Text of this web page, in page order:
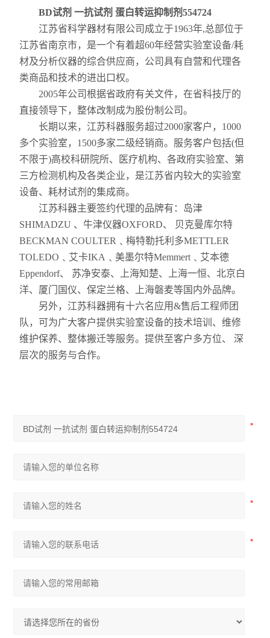
BD试剂 一抗试剂 蛋白转运抑制剂554724
江苏省科学器材有限公司成立于1963年,总部位于
江苏省南京市，是一个有着超60年经营实验室设备/耗
材及分析仪器的综合供应商，公司具有自营和代理各
类商品和技术的进出口权。
2005年公司根据省政府有关文件，在省科技厅的
直接领导下，整体改制成为股份制公司。
长期以来，江苏科器服务超过2000家客户，1000
多个实验室，1500多家二级经销商。服务客户包括(但
不限于)高校科研院所、医疗机构、各政府实验室、第
三方检测机构及各类企业，是江苏省内较大的实验室
设备、耗材试剂的集成商。
江苏科器主要签约代理的品牌有：岛津
SHIMADZU 、牛津仪器OXFORD、 贝克曼库尔特
BECKMAN COULTER﹑梅特勒托利多METTLER
TOLEDO﹑艾卡IKA﹑美墨尔特Memmert﹑艾本德
Eppendorf、 苏净安泰、上海知楚、上海一恒、北京白
洋、厦门国仪、保定兰格、上海磐麦等国内外品牌。
另外，江苏科器拥有十六名应用&售后工程师团
队，可为广大客户提供实验室设备的技术培训、维修
维护保养、整体搬迁等服务。提供至客户多方位、 深
层次的服务与合作。